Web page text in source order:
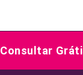
Consultar